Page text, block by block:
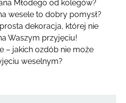
Młodego od kolegów?
wesele to dobry pomysł?
dekoracja, której nie
Waszym przyjęciu!
– jakich ozdób nie może
weselnym?